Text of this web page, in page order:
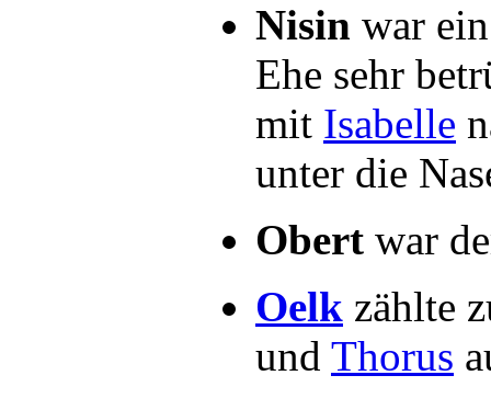
Nisin war
Ehe sehr
mit Isabelle
unter die
Obert war
Oelk zählte
und Thorus